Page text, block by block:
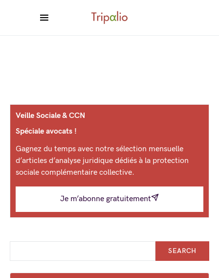
Veille Sociale & CCN
Spéciale avocats !
Gagnez du temps avec notre sélection mensuelle
d’articles d’analyse juridique dédiés à la protection
sociale complémentaire collective.
Je m’abonne gratuitement
SEARCH